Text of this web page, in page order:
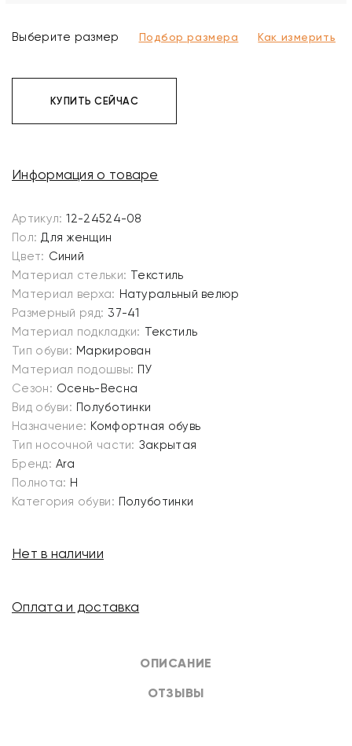
ОПИСАНИЕ
ОТЗЫВЫ
Выберите размер Подбор размера Как измерить
КУПИТЬ СЕЙЧАС
Информация о товаре
Артикул: 12-24524-08
Пол: Для женщин
Цвет: Синий
Материал стельки: Текстиль
Материал верха: Натуральный велюр
Размерный ряд: 37-41
Материал подкладки: Текстиль
Тип обуви: Маркирован
Материал подошвы: ПУ
Сезон: Осень-Весна
Вид обуви: Полуботинки
Назначение: Комфортная обувь
Тип носочной части: Закрытая
Бренд: Ara
Полнота: H
Категория обуви: Полуботинки
Нет в наличии
Оплата и доставка